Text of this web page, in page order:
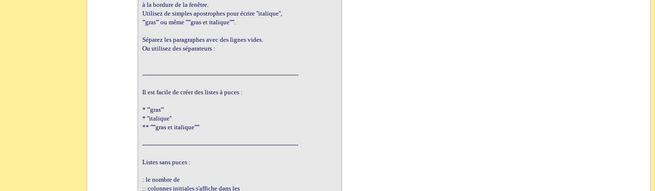
à la bordure de la fenêtre.
Utilisez de simples apostrophes pour écrire ''italique'',
'''gras''' ou même '''''gras et italique'''''.
Séparez les paragraphes avec des lignes vides.
Ou utilisez des séparateurs :
--------------------------------------------------------------------------------
Il est facile de créer des listes à puces :
* '''gras'''
* ''italique''
** '''''gras et italique'''''
--------------------------------------------------------------------------------
Listes sans puces :
: le nombre de
:: colonnes initiales s'affiche dans les